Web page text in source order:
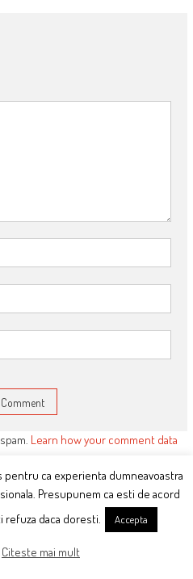
Learn how your comment data
ca experienta dumneavoastra
Presupunem ca esti de acord
daca doresti.
Accepta
Citeste mai mult